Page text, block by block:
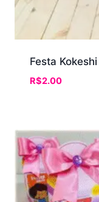
Festa Kokeshi
R$2.00